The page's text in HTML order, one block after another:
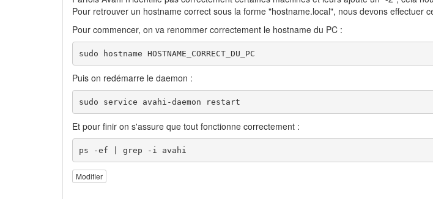
Pour retrouver un hostname correct sous la forme "hostname.local", nous devons effectuer
Pour commencer, on va renommer correctement le hostname du PC :
sudo hostname HOSTNAME_CORRECT_DU_PC
Puis on redémarre le daemon :
sudo service avahi-daemon restart
Et pour finir on s'assure que tout fonctionne correctement :
ps -ef | grep -i avahi
Modifier